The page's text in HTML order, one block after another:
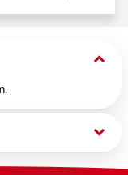
keyboard_arrow_down
keyboard_arrow_down